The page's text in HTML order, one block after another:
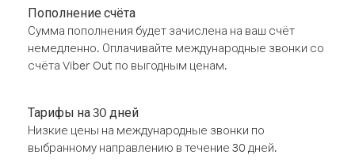
Пополнение счёта
Сумма пополнения будет зачислена на ваш счёт
немедленно. Оплачивайте международные звонки со
счёта Viber Out по выгодным ценам.
Тарифы на 30 дней
Низкие цены на международные звонки по
выбранному направлению в течение 30 дней.